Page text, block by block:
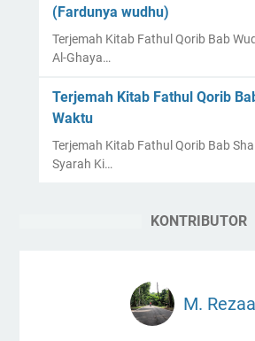
(Fardunya wudhu)
Terjemah Kitab Fathul Qorib Bab
Al-Ghaya…
Terjemah Kitab Fathul Qorib
Waktu
Terjemah Kitab Fathul Qorib Bab
Syarah Ki…
KONTRIBUTOR
M.